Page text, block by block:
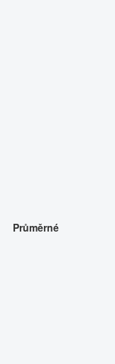
Průměrné